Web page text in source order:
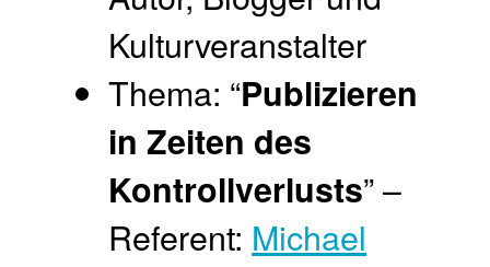
Kulturveranstalter
Thema: “Publizieren
in Zeiten des
Kontrollverlusts” –
Referent: Michael